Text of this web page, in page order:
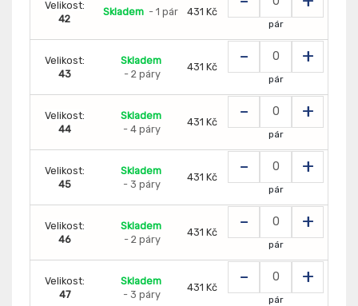
Velikost:
42
Skladem - 1 pár 431 Kč
pár
Velikost:
43
Skladem
- 2 páry
431 Kč - +
pár
Velikost:
44
Skladem
- 4 páry
431 Kč - +
pár
Velikost:
45
Skladem
- 3 páry
431 Kč - +
pár
Velikost:
46
Skladem
- 2 páry
431 Kč - +
pár
Velikost:
47
Skladem
- 3 páry
431 Kč - +
pár